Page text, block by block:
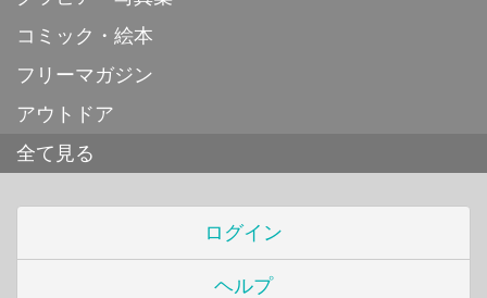
コミック・絵本
フリーマガジン
アウトドア
全て見る
ログイン
ヘルプ